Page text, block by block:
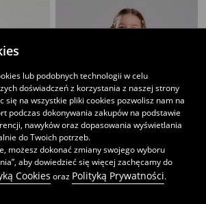
lub podobnych technologii w celu
doświadczeń z korzystania z naszej strony
się na wszystkie pliki cookies pozwolisz nam na
podczas dokonywania zakupów na podstawie
nawyków oraz dopasowania wyświetlania
do Twoich potrzeb.
możesz dokonać zmiany swojego wyboru
aby dowiedzieć się więcej zachęcamy do
Cookies oraz Polityką Prywatności.